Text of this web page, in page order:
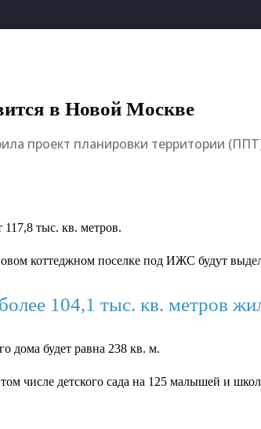
в Новой Москве
проект планировки территории
тыс. кв. метров.
коттеджном поселке под ИЖС будут
104,1 тыс. кв. метров
дома будет равна 238 кв. м.
числе детского сада на 125 малышей и